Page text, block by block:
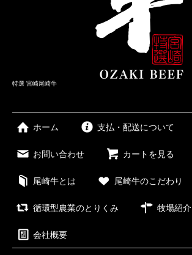
特選 宮崎尾崎牛
ホーム 支払・配送について
お問い合わせ カートを見る
尾崎牛とは 尾崎牛のこだわり
循環型農業のとりくみ 牧場紹介
会社概要